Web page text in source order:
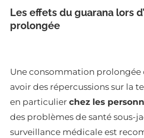
Les effets du guarana lors
prolongée
Une consommation prolongée
avoir des répercussions sur la
en particulier chez les
des problèmes de santé sous-
surveillance médicale est